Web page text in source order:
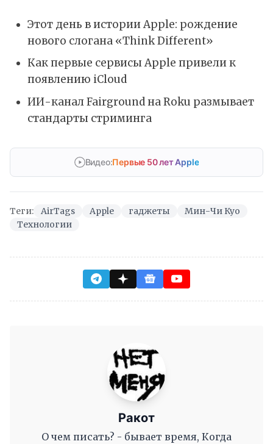
Этот день в истории Apple: рождение
нового слогана «Think Different»
Как первые сервисы Apple привели к
появлению iCloud
ИИ-канал Fairground на Roku размывает
стандарты стриминга
Видео:Первые 50 лет Apple
Теги: AirTags Apple гаджеты
Мин-Чи Куо
Технологии
Ракот
О чем писать? - бывает время, Когда